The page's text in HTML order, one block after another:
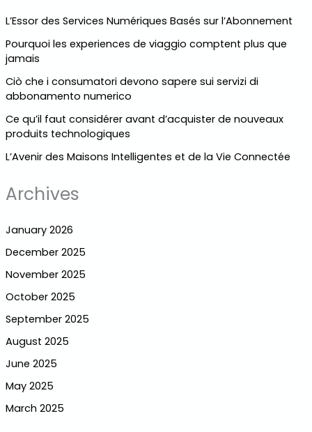
L’Essor des Services Numériques Basés sur l’Abonnement
Pourquoi les experiences de viaggio comptent plus que
jamais
Ciò che i consumatori devono sapere sui servizi di
abbonamento numerico
Ce qu’il faut considérer avant d’acquister de nouveaux
produits technologiques
L’Avenir des Maisons Intelligentes et de la Vie Connectée
Archives
January 2026
December 2025
November 2025
October 2025
September 2025
August 2025
June 2025
May 2025
March 2025